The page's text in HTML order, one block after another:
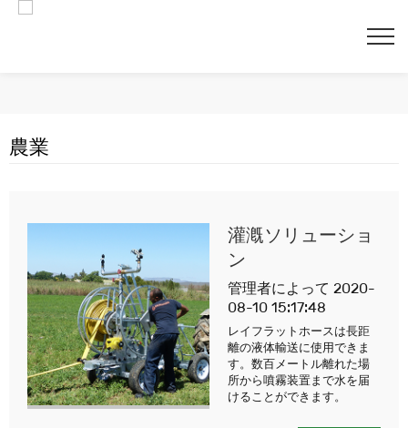
農業
灌漑ソリューショ
ン
管理者によって 2020-
08-10 15:17:48
レイフラットホースは長距
離の液体輸送に使用できま
す。数百メートル離れた場
所から噴霧装置まで水を届
けることができます。